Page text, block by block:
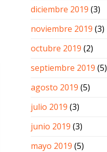
diciembre 2019 (3)
noviembre 2019 (3)
octubre 2019 (2)
septiembre 2019 (5)
agosto 2019 (5)
julio 2019 (3)
junio 2019 (3)
mayo 2019 (5)